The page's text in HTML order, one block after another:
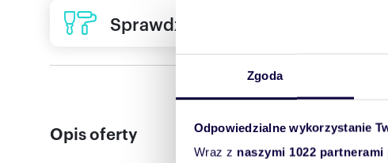
Zgoda
Odpowiedzialne wykorzystanie
Wraz z naszymi 1022 partnerami
Sprawdź ofertę usług
Opis oferty